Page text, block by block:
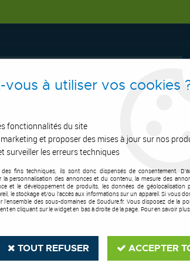
OUTILS DE COUPE SOUDURE E.P.I
à colonne>Cônes CM2 et CM3 pour fraises
SETIN
Cônes CM2 et
Soyez le premier à donner votre
vous à utiliser vos cookies
fonctionnalités du site
et proposer des mises à jour sur nos
surveiller les erreurs techniques
fins techniques, ils sont donc dispensés de consentement.
la personnalisation des annonces et du contenu, la mesure des
et le développement de produits, les données de géolocalisation
le stockage et/ou l'accès aux informations sur un appareil. Si vous
l’ensemble des sous-domaines de Soudure.fr. Vous disposez de la
en cliquant sur le widget en bas à droite de la page. Pour en savoir
TOUT REFUSER ACCEPTER